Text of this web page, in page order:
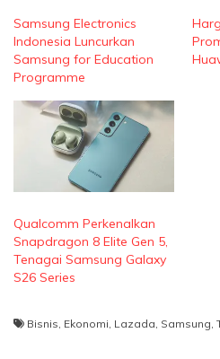
Samsung Electronics
Indonesia Luncurkan
Samsung for Education
Programme
Qualcomm Perkenalkan
Snapdragon 8 Elite Gen 5,
Tenagai Samsung Galaxy
S26 Series
Bisnis, Ekonomi, Lazada, Samsung,